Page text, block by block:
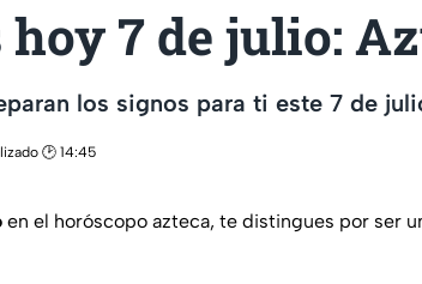
7 de julio:
los signos para ti este 7 de
🕑 14:45
en el horóscopo azteca, te distingues por ser